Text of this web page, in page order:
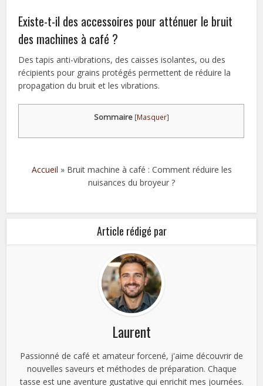
Existe-t-il des accessoires pour atténuer le bruit
des machines à café ?
Des tapis anti-vibrations, des caisses isolantes, ou des
récipients pour grains protégés permettent de réduire la
propagation du bruit et les vibrations.
Sommaire [Masquer]
Accueil » Bruit machine à café : Comment réduire les
nuisances du broyeur ?
Article rédigé par
Laurent
Passionné de café et amateur forcené, j'aime découvrir de
nouvelles saveurs et méthodes de préparation. Chaque
tasse est une aventure gustative qui enrichit mes journées.